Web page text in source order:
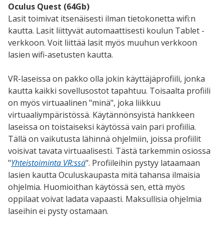
Oculus Quest (64Gb)
Lasit toimivat itsenäisesti ilman tietokonetta wifi:n
kautta. Lasit liittyvät automaattisesti koulun Tablet -
verkkoon. Voit liittää lasit myös muuhun verkkoon
lasien wifi-asetusten kautta.
VR-laseissa on pakko olla jokin käyttäjäprofiili, jonka
kautta kaikki sovellusostot tapahtuu. Toisaalta profiili
on myös virtuaalinen "minä", joka liikkuu
virtuaaliympäristössä. Käytännönsyistä hankkeen
laseissa on toistaiseksi käytössä vain pari profiilia.
Tällä on vaikutusta lähinnä ohjelmiin, joissa profiilit
voisivat tavata virtuaalisesti. Tästä tarkemmin osiossa
"Yhteistoiminta VR:ssä". Profiileihin pystyy lataamaan
lasien kautta Oculuskaupasta mitä tahansa ilmaisia
ohjelmia. Huomioithan käytössä sen, että myös
oppilaat voivat ladata vapaasti. Maksullisia ohjelmia
laseihin ei pysty ostamaan.